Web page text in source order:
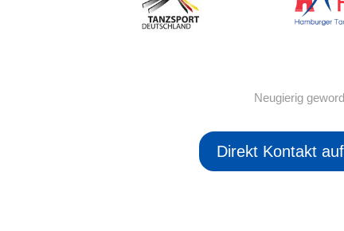
Neugierig
Direkt Kontakt